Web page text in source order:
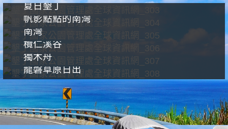
夏日墾丁
帆影點點的南灣
南灣
欖仁溪谷
獨木舟
龍磐草原日出